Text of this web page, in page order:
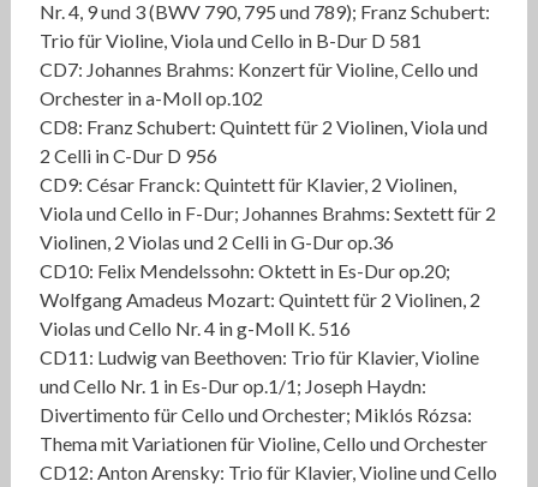
Nr. 4, 9 und 3 (BWV 790, 795 und 789); Franz Schubert:
Trio für Violine, Viola und Cello in B-Dur D 581
CD7: Johannes Brahms: Konzert für Violine, Cello und
Orchester in a-Moll op.102
CD8: Franz Schubert: Quintett für 2 Violinen, Viola und
2 Celli in C-Dur D 956
CD9: César Franck: Quintett für Klavier, 2 Violinen,
Viola und Cello in F-Dur; Johannes Brahms: Sextett für 2
Violinen, 2 Violas und 2 Celli in G-Dur op.36
CD10: Felix Mendelssohn: Oktett in Es-Dur op.20;
Wolfgang Amadeus Mozart: Quintett für 2 Violinen, 2
Violas und Cello Nr. 4 in g-Moll K. 516
CD11: Ludwig van Beethoven: Trio für Klavier, Violine
und Cello Nr. 1 in Es-Dur op.1/1; Joseph Haydn:
Divertimento für Cello und Orchester; Miklós Rózsa:
Thema mit Variationen für Violine, Cello und Orchester
CD12: Anton Arensky: Trio für Klavier, Violine und Cello